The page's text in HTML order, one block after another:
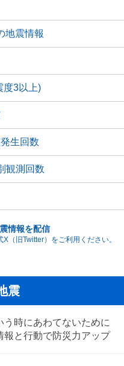
地震情報
度3以上)
生回数
観測回数
情報を配信
（旧Twitter）をご利用ください。
震
う時にあわてないために
報と行動で防災力アップ